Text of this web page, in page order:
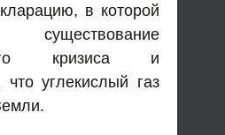
в которой
существование
кризиса и
что углекислый газ